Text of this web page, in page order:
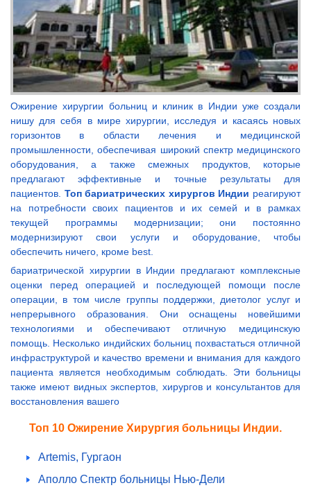
Ожирение хирургии больниц и клиник в Индии уже создали
нишу для себя в мире хирургии, исследуя и касаясь новых
горизонтов в области лечения и медицинской
промышленности, обеспечивая широкий спектр медицинского
оборудования, а также смежных продуктов, которые
предлагают эффективные и точные результаты для
пациентов. Топ бариатрических хирургов Индии реагируют
на потребности своих пациентов и их семей и в рамках
текущей программы модернизации; они постоянно
модернизируют свои услуги и оборудование, чтобы
обеспечить ничего, кроме best.
бариатрической хирургии в Индии предлагают комплексные
оценки перед операцией и последующей помощи после
операции, в том числе группы поддержки, диетолог услуг и
непрерывного образования. Они оснащены новейшими
технологиями и обеспечивают отличную медицинскую
помощь. Несколько индийских больниц похвастаться отличной
инфраструктурой и качество времени и внимания для каждого
пациента является необходимым соблюдать. Эти больницы
также имеют видных экспертов, хирургов и консультантов для
восстановления вашего
Топ 10 Ожирение Хирургия больницы Индии.
Artemis, Гургаон
Аполло Спектр больницы Нью-Дели